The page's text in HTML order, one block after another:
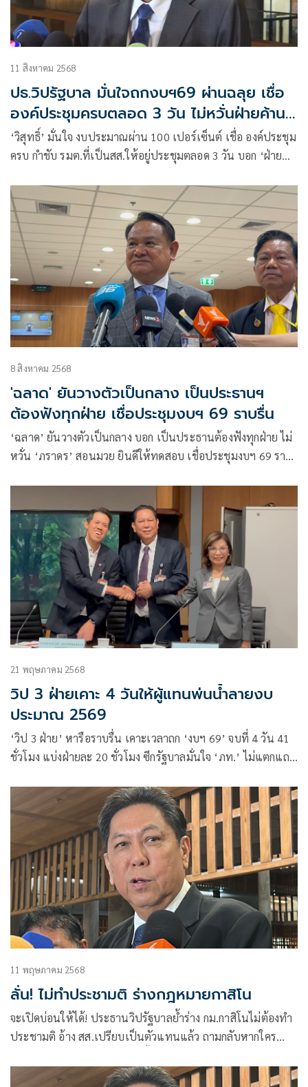
11 สิงหาคม 2568
ปธ.วิปรัฐบาล มั่นใจถกงบฯ69 ผ่านฉลุย เชื่อ
องค์ประชุมครบตลอด 3 วัน ไม่หวั่นฝ่ายค้าน
เล่นเกม
‘วิสุทธิ์’ มั่นใจ งบประมาณผ่าน 100 เปอร์เซ็นต์ เชื่อ องค์ประชุม
ครบ กำชับ รมต.ที่เป็นสส.ให้อยู่ประชุมตลอด 3 วัน บอก ‘ฝ่าย
8 สิงหาคม 2568
'ฉลาด' ยันวางตัวเป็นกลาง เป็นประธานฯ
ต้องฟังทุกฝ่าย เชื่อประชุมงบฯ 69 ราบรื่น
‘ฉลาด’ ยันวางตัวเป็นกลาง บอก เป็นประธานต้องฟังทุกฝ่าย ไม่
หวั่น ‘ภราดร’ สอนมวย ยินดีให้ทดสอบ เชื่อประชุมงบฯ 69 ราบ
21 พฤษภาคม 2568
วิป 3 ฝ่ายเคาะ 4 วันให้ผู้แทนพ่นน้ำลายงบ
ประมาณ 2569
‘วิป 3 ฝ่าย’ หารือราบรื่น เคาะเวลาถก ‘งบฯ 69’ จบที่ 4 วัน 41
ชั่วโมง แบ่งฝ่ายละ 20 ชั่วโมง ซีกรัฐบาลมั่นใจ ‘ภท.​’ ไม่แตกแถว
11 พฤษภาคม 2568
ลั่น! ไม่ทำประชามติ ร่างกฎหมายกาสิโน
จะเปิดบ่อนให้ได้! ประธานวิปรัฐบาลย้ำร่าง กม.กาสิโนไม่ต้องทำ
ประชามติ อ้าง สส.เปรียบเป็นตัวแทนแล้ว ถามกลับหากใคร